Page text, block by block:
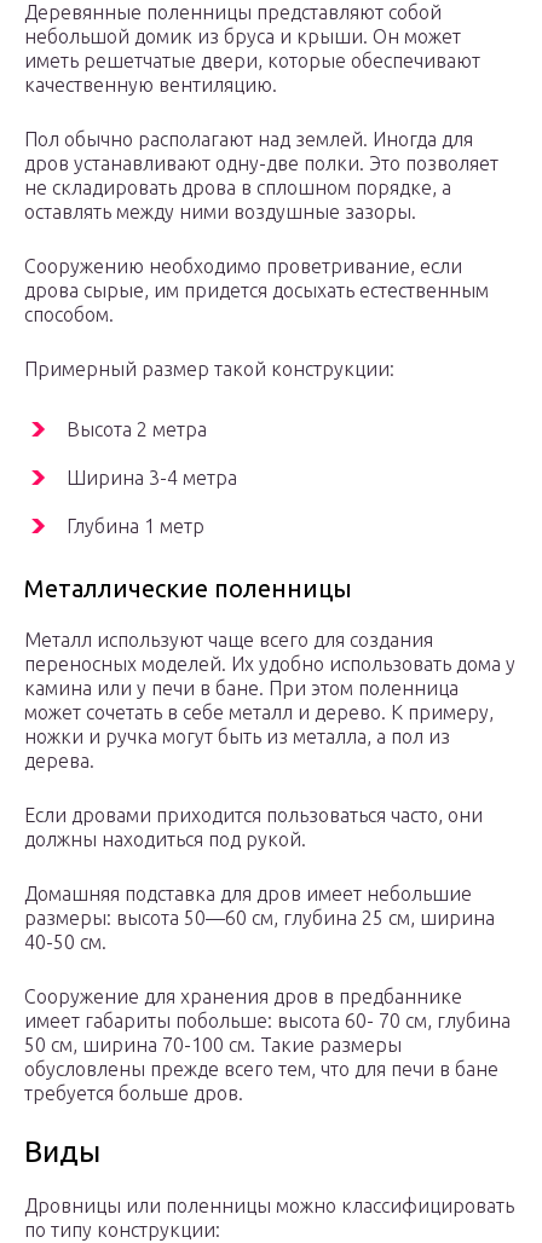
Деревянные поленницы представляют собой
небольшой домик из бруса и крыши. Он может
иметь решетчатые двери, которые обеспечивают
качественную вентиляцию.
Пол обычно располагают над землей. Иногда для
дров устанавливают одну-две полки. Это позволяет
не складировать дрова в сплошном порядке, а
оставлять между ними воздушные зазоры.
Сооружению необходимо проветривание, если
дрова сырые, им придется досыхать естественным
способом.
Примерный размер такой конструкции:
Высота 2 метра
Ширина 3-4 метра
Глубина 1 метр
Металлические поленницы
Металл используют чаще всего для создания
переносных моделей. Их удобно использовать дома у
камина или у печи в бане. При этом поленница
может сочетать в себе металл и дерево. К примеру,
ножки и ручка могут быть из металла, а пол из
дерева.
Если дровами приходится пользоваться часто, они
должны находиться под рукой.
Домашняя подставка для дров имеет небольшие
размеры: высота 50—60 см, глубина 25 см, ширина
40-50 см.
Сооружение для хранения дров в предбаннике
имеет габариты побольше: высота 60- 70 см, глубина
50 см, ширина 70-100 см. Такие размеры
обусловлены прежде всего тем, что для печи в бане
требуется больше дров.
Виды
Дровницы или поленницы можно классифицировать
по типу конструкции: